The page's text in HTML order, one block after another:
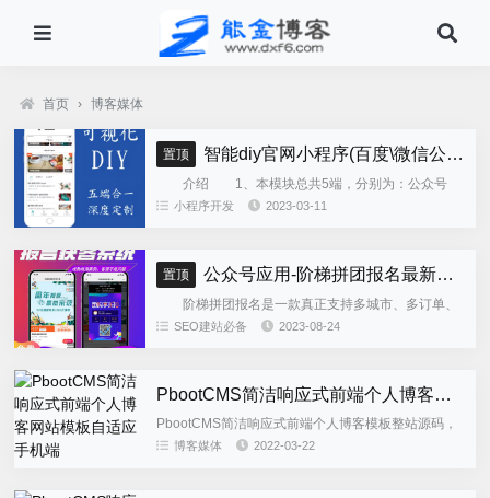
首页 › 博客媒体
置顶 智能diy官网小程序(百度\微信公众号\微信小程序\支付宝\抖音小程序)独立版
介绍 1、本模块总共5端，分别为：公众号
h5、微信小程序、百度小程序、支付宝小程序、......
小程序开发 2023-03-11
置顶 公众号应用-阶梯拼团报名最新版本源码程序
阶梯拼团报名是一款真正支持多城市、多订单、
全供应链商业模式，订单统计、核销、一键导出等强
SEO建站必备 2023-08-24
PbootCMS简洁响应式前端个人博客网站模板自适应手机端
PbootCMS简洁响应式前端个人博客模板整站源码，
本模板为响应式布局，多端自知应，适合知识技术类
博客媒体 2022-03-22